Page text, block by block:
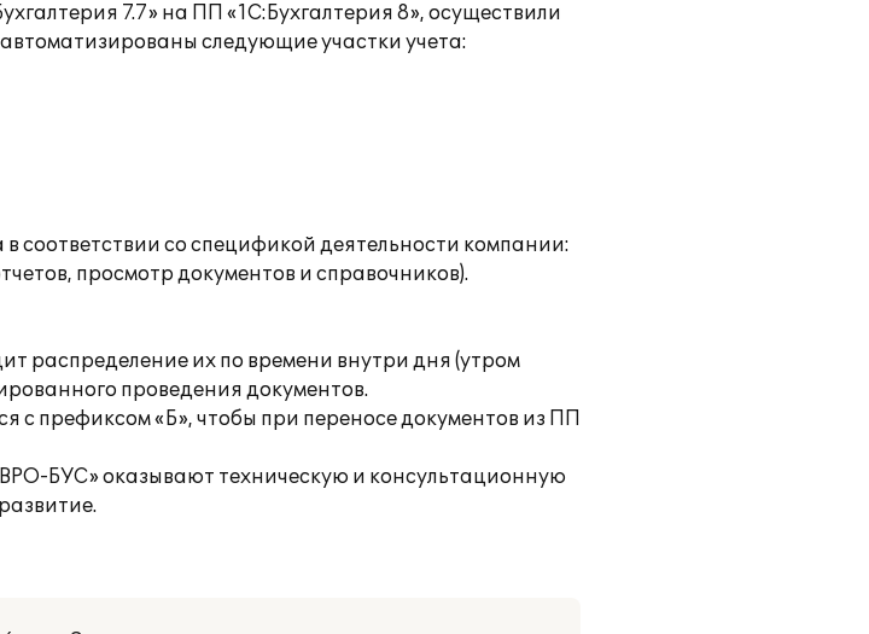
7.7» на ПП «1С:Бухгалтерия 8», осуществили
следующие участки учета:
со спецификой деятельности компании:
просмотр документов и справочников).
распределение их по времени внутри дня (утром
проведения документов.
с префиксом «Б», чтобы при переносе документов из ПП
БУС» оказывают техническую и консультационную